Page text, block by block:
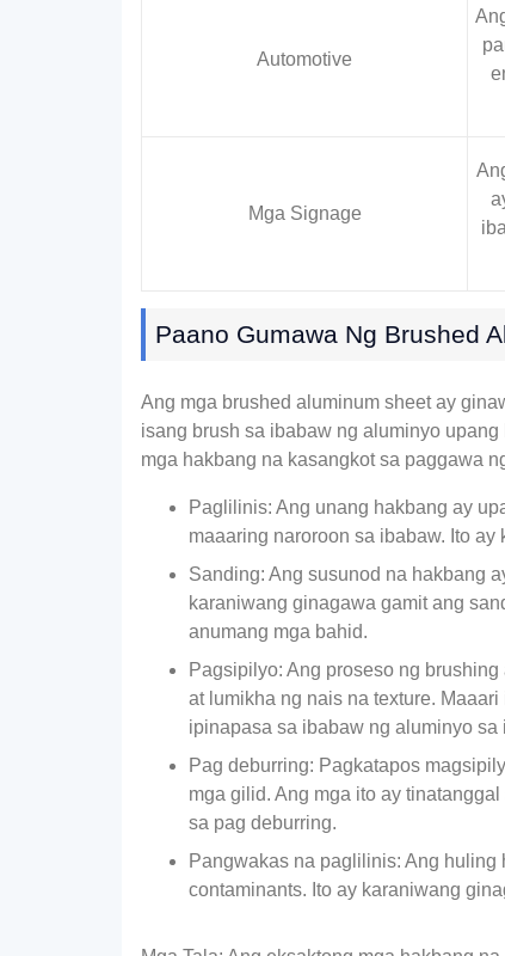
Automotive
Mga Signage
Paano Gumawa Ng Brushed
Ang mga brushed aluminum sheet ay
isang brush sa ibabaw ng aluminyo
mga hakbang na kasangkot sa paggawa
Paglilinis: Ang unang hakbang ay
maaaring naroroon sa ibabaw. Ito
Sanding: Ang susunod na hakbang
karaniwang ginagawa gamit ang
anumang mga bahid.
Pagsipilyo: Ang proseso ng
at lumikha ng nais na texture.
ipinapasa sa ibabaw ng aluminyo
Pag deburring: Pagkatapos
mga gilid. Ang mga ito ay
sa pag deburring.
Pangwakas na paglilinis: Ang
contaminants. Ito ay karaniwang